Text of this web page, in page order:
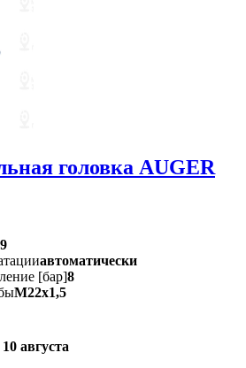
головка AUGER
автоматически
[бар]8
M22x1,5
10 августа